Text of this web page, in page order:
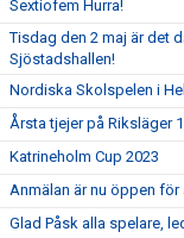
Sextiofem Hurra!
Tisdag den 2 maj är det
Sjöstadshallen!
Nordiska Skolspelen i
Årsta tjejer på Riksläger
Katrineholm Cup 2023
Anmälan är nu öppen för
Glad Påsk alla spelare,